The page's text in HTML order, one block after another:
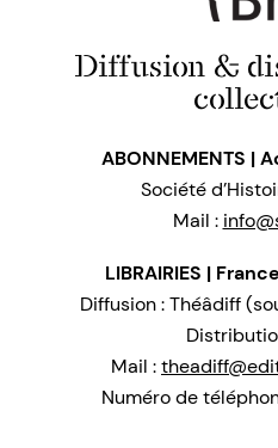
Diffusion &
ABONNEMENTS |
Société
Mail :
LIBRAIRIES |
Diffusion : Théâdiff
Mail :
Numéro de